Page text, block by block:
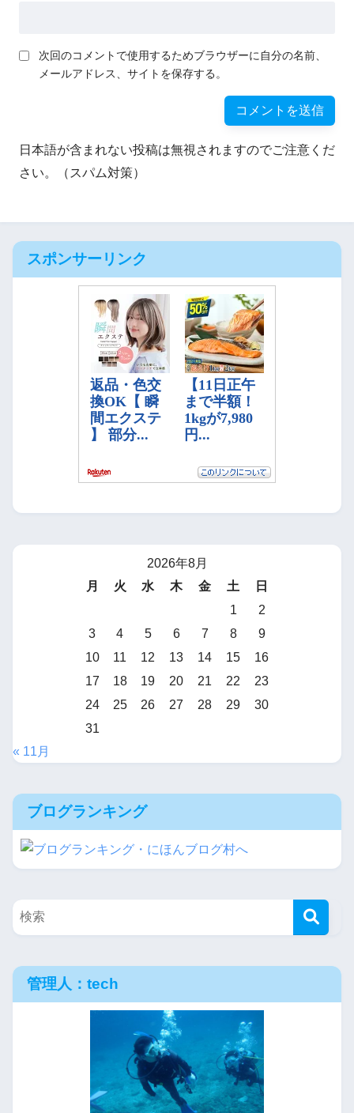
次回のコメントで使用するためブラウザーに自分の名前、
メールアドレス、サイトを保存する。
日本語が含まれない投稿は無視されますのでご注意くだ
さい。（スパム対策）
スポンサーリンク
2026年8月
月
火 水 木 金 土
日
1
2
3
4 5 6 7 8
9
10
11 12 13 14 15
16
17
18 19 20 21 22
23
24
25 26 27 28 29
30
31
« 11月
ブログランキング
管理人：tech